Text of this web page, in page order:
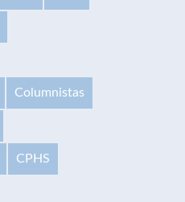
Columnistas
CPHS